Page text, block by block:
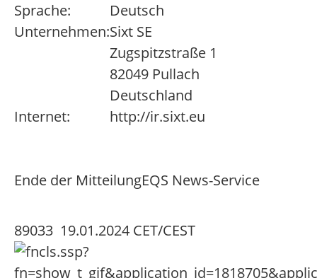
Sprache:
Deutsch
Unternehmen:Sixt SE
Zugspitzstraße 1
82049 Pullach
Deutschland
Internet:
http://ir.sixt.eu
Ende der MitteilungEQS News-Service
89033 19.01.2024 CET/CEST